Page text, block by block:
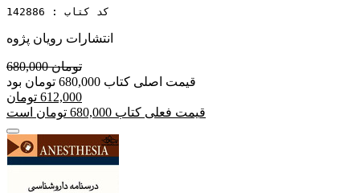
کد کتاب : 142886
انتشارات رویان پژوه
680,000 تومان
قیمت اصلی کتاب 680,000 تومان بود
612,000 تومان
قیمت فعلی کتاب 680,000 تومان است